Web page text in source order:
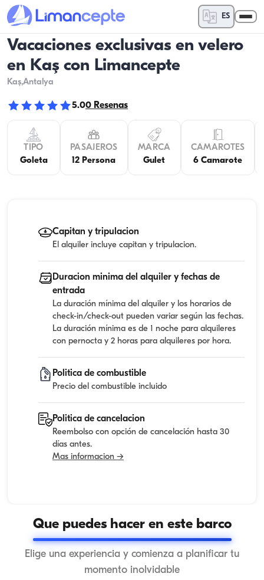
ES
Vacaciones exclusivas en velero
en Kaş con Limancepte
Kaş,Antalya
5.00 Resenas
TIPO
Goleta
PASAJEROS
12 Persona
MARCA
Gulet
CAMAROTES
6 Camarote
Capitan y tripulacion
El alquiler incluye capitan y tripulacion.
Duracion minima del alquiler y fechas de
entrada
La duración mínima del alquiler y los horarios de
check-in/check-out pueden variar según las fechas.
La duración mínima es de 1 noche para alquileres
con pernocta y 2 horas para alquileres por hora.
Politica de combustible
Precio del combustible incluido
Politica de cancelacion
Reembolso con opción de cancelación hasta 30
días antes.
Mas informacion →
Que puedes hacer en este barco
Elige una experiencia y comienza a planificar tu
momento inolvidable